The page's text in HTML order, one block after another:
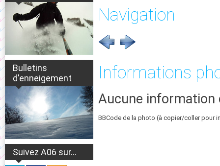
Bulletins
d'enneigement
Suivez A06 sur...
Navigation
Informations
Aucune information
BBCode de la photo (à copier/coller pour